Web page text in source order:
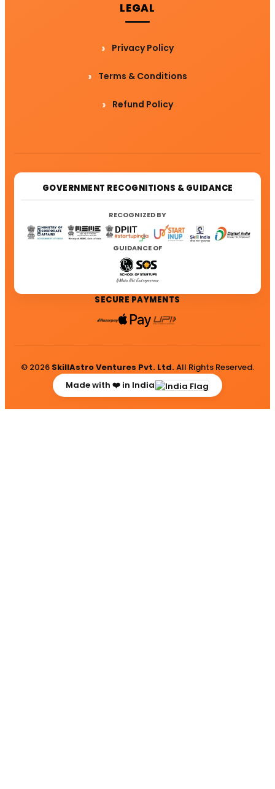
LEGAL
Privacy Policy
Terms & Conditions
Refund Policy
GOVERNMENT RECOGNITIONS & GUIDANCE
RECOGNIZED BY
GUIDANCE OF
SECURE PAYMENTS
© 2026 SkillAstro Ventures Pvt. Ltd.All Rights Reserved.
Made with ❤️ in India